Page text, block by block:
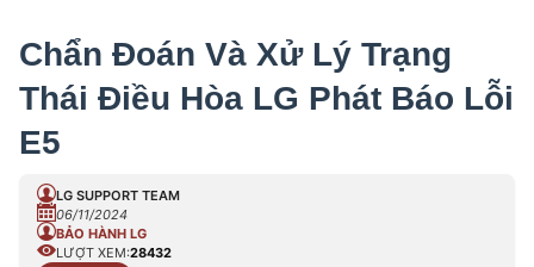
Chẩn Đoán Và Xử Lý Trạng
Thái Điều Hòa LG Phát Báo Lỗi
E5
LG SUPPORT TEAM
06/11/2024
BẢO HÀNH LG
LƯỢT XEM:28432